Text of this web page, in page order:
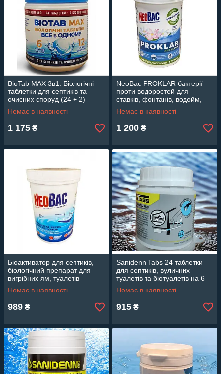
BioTab MAX 3в1: Біологічні
таблетки для септиків та
очисних споруд (24 + 2)
Немає в наявності
1 175 ₴
NeoBac PROKLAR бактерії
проти водоростей для
ставків, фонтанів, водойм,
500 г.
Немає в наявності
1 200 ₴
Біоактиватор для септиків,
біологічний препарат для
вигрібних ям, туалетів
NEOBAC 600 грам
Немає в наявності
989 ₴
Sanidenn Tabs 24 таблетки
для септиків, вуличних
туалетів та біотуалетів на 6
місяців
Немає в наявності
915 ₴